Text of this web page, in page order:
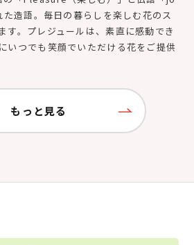
造語。毎日の暮らしを楽しむ花のス
す。プレジュールは、素直に感動でき
いつでも笑顔でいただける花をご提供
もっと見る